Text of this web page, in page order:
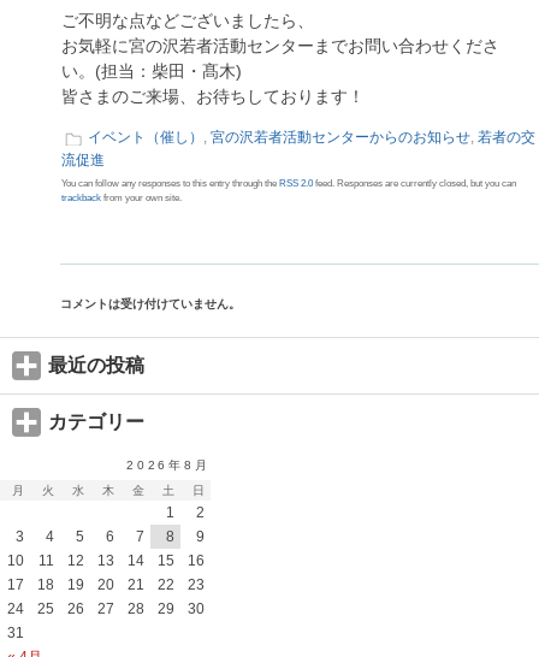
ご不明な点などございましたら、
お気軽に宮の沢若者活動センターまでお問い合わせくださ
い。(担当：柴田・髙木)
皆さまのご来場、お待ちしております！
イベント（催し） , 宮の沢若者活動センターからのお知らせ, 若者の交
流促進
You can follow any responses to this entry through the RSS 2.0 feed. Responses are currently closed, but you can
trackback from your own site.
コメントは受け付けていません。
最近の投稿
カテゴリー
2026年8月
月
火 水 木 金 土 日
1
2
3
4 5 6 7 8
9
10
11 12 13 14 15
16
17
18 19 20 21 22
23
24
25 26 27 28 29
30
31